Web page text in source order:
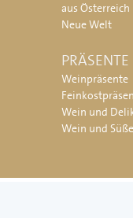
aus Österreich
Neue Welt
PRÄSENTE
Weinpräsente
Wein und
Wein und